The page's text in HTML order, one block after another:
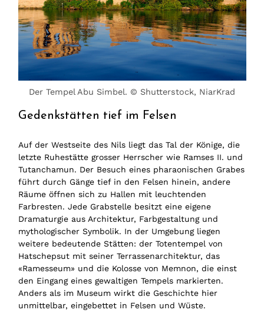
Der Tempel Abu Simbel. © Shutterstock, NiarKrad
Gedenkstätten tief im Felsen
Auf der Westseite des Nils liegt das Tal der Könige, die
letzte Ruhestätte grosser Herrscher wie Ramses II. und
Tutanchamun. Der Besuch eines pharaonischen Grabes
führt durch Gänge tief in den Felsen hinein, andere
Räume öffnen sich zu Hallen mit leuchtenden
Farbresten. Jede Grabstelle besitzt eine eigene
Dramaturgie aus Architektur, Farbgestaltung und
mythologischer Symbolik. In der Umgebung liegen
weitere bedeutende Stätten: der Totentempel von
Hatschepsut mit seiner Terrassenarchitektur, das
«Ramesseum» und die Kolosse von Memnon, die einst
den Eingang eines gewaltigen Tempels markierten.
Anders als im Museum wirkt die Geschichte hier
unmittelbar, eingebettet in Felsen und Wüste.